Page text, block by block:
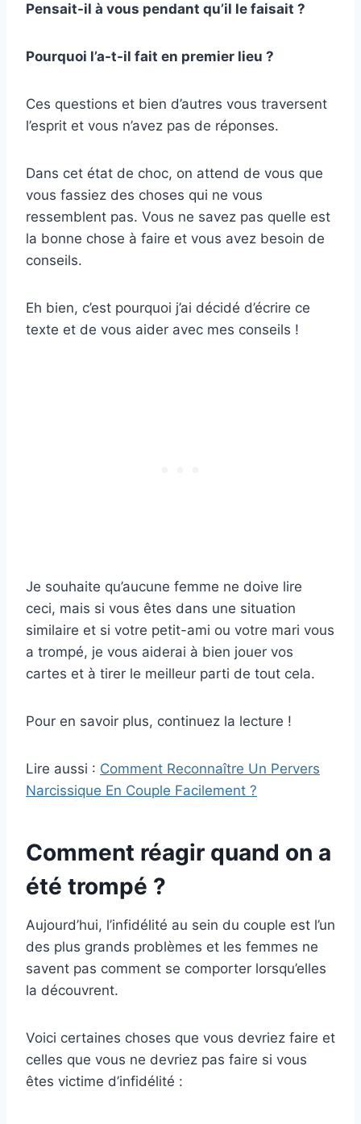
Pensait-il à vous pendant qu’il le faisait ?
Pourquoi l’a-t-il fait en premier lieu ?
Ces questions et bien d’autres vous traversent
l’esprit et vous n’avez pas de réponses.
Dans cet état de choc, on attend de vous que
vous fassiez des choses qui ne vous
ressemblent pas. Vous ne savez pas quelle est
la bonne chose à faire et vous avez besoin de
conseils.
Eh bien, c’est pourquoi j’ai décidé d’écrire ce
texte et de vous aider avec mes conseils !
Je souhaite qu’aucune femme ne doive lire
ceci, mais si vous êtes dans une situation
similaire et si votre petit-ami ou votre mari vous
a trompé, je vous aiderai à bien jouer vos
cartes et à tirer le meilleur parti de tout cela.
Pour en savoir plus, continuez la lecture !
Lire aussi : Comment Reconnaître Un Pervers
Narcissique En Couple Facilement ?
Comment réagir quand on a
été trompé ?
Aujourd’hui, l’infidélité au sein du couple est l’un
des plus grands problèmes et les femmes ne
savent pas comment se comporter lorsqu’elles
la découvrent.
Voici certaines choses que vous devriez faire et
celles que vous ne devriez pas faire si vous
êtes victime d’infidélité :